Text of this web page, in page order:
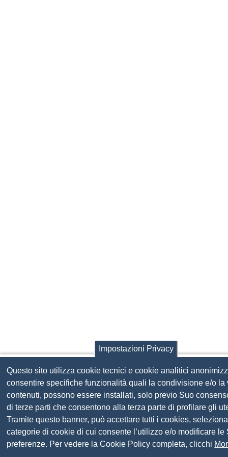
Impostazioni Privacy
Questo sito utilizza cookie tecnici e cookie analitici
consentire specifiche funzionalità quali la condivisione e/o la
contenuti, possono essere installati, solo previo Suo
di terze parti che consentono alla terza parte di profilare gli
Tramite questo banner, può accettare tutti i cookies,
categorie di cookie di cui consente l’utilizzo e/o modificare le
preferenze. Per vedere la Cookie Policy completa, clicchi